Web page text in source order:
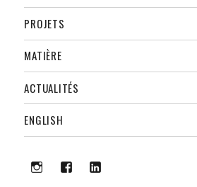
PROJETS
MATIÈRE
ACTUALITÉS
ENGLISH